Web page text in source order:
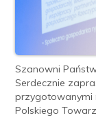
Szanowni
Serdecznie
przygotowanymi
Polskiego